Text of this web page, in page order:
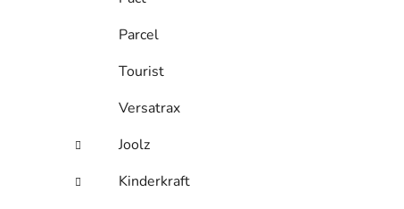
Parcel
Tourist
Versatrax
Joolz
Kinderkraft